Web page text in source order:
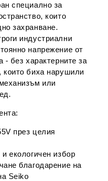
специално за
които
захранване.
индустриални
напрежение от
- без характерните за
които биха нарушили
или
през целия
екологичен избор
благодарение на
Seiko